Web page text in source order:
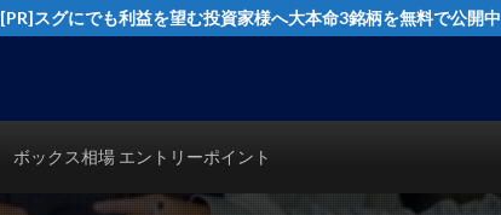
[PR]スグにでも利益を望む投資家様へ大本命3銘柄を無料で公開中
ボックス相場 エントリーポイント